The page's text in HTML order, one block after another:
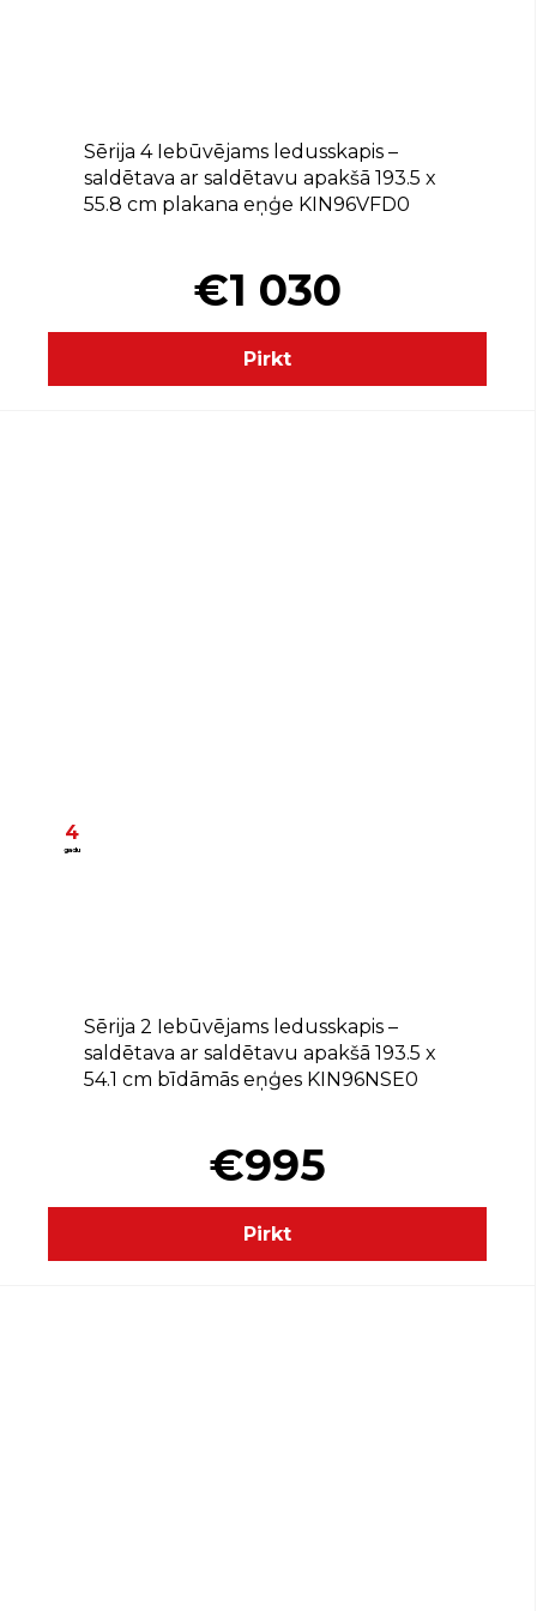
Sērija 4 Iebūvējams ledusskapis –
saldētava ar saldētavu apakšā 193.5 x
55.8 cm plakana eņģe KIN96VFD0
€1 030
Pirkt
4
gadu
Sērija 2 Iebūvējams ledusskapis –
saldētava ar saldētavu apakšā 193.5 x
54.1 cm bīdāmās eņģes KIN96NSE0
€995
Pirkt